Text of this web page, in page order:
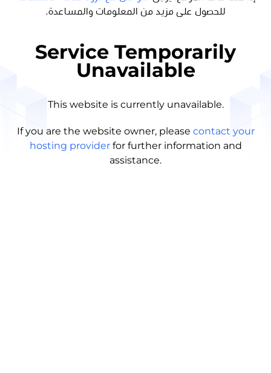
للحصول على مزيد من المعلومات والمساعدة.
Service Temporarily
Unavailable
This website is currently unavailable.
If you are the website owner, please contact your
hosting provider for further information and
assistance.